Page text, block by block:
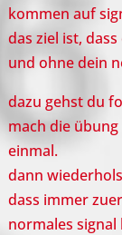
kommen auf
das ziel ist,
und ohne dein
dazu gehst du
mach die
einmal.
dann
dass immer
normales signal